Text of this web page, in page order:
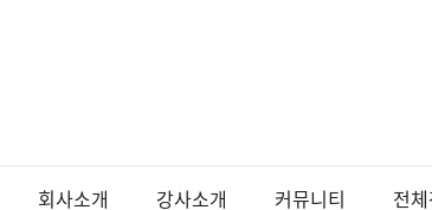
회사소개 강사소개 커뮤니티 전체